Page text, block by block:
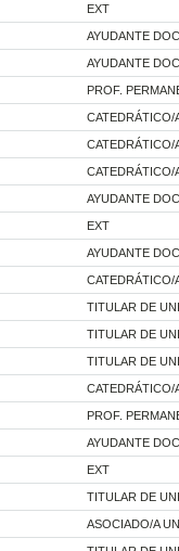
EXT
AYUDANTE
AYUDANTE
PROF.
CATEDRÁTICO/
CATEDRÁTICO/
CATEDRÁTICO/
AYUDANTE
EXT
AYUDANTE
CATEDRÁTICO/
TITULAR DE
TITULAR DE
TITULAR DE
CATEDRÁTICO/
PROF.
AYUDANTE
EXT
TITULAR DE
ASOCIADO/A